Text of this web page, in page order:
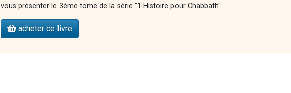
vous présenter le 3ème tome de la série "1 Histoire pour Chabbath".
acheter ce livre